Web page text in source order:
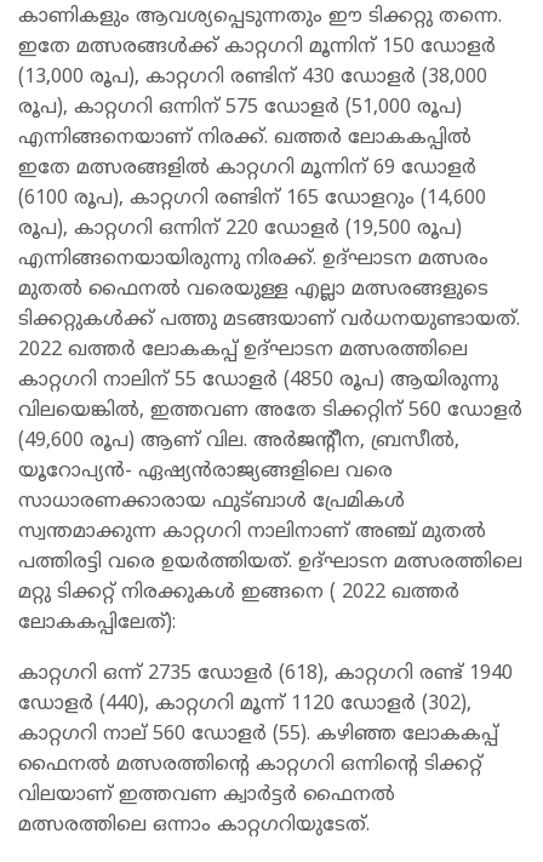
കാണികളും ആവശ്യപ്പെടുന്നതും ഈ ടിക്കറ്റു തന്നെ.
ഇതേ മത്സരങ്ങൾക്ക് കാറ്റഗറി മൂന്നിന് 150 ഡോളർ
(13,000 രൂപ), കാറ്റഗറി രണ്ടിന് 430 ഡോളർ (38,000
രൂപ), കാറ്റഗറി ഒന്നിന് 575 ഡോളർ (51,000 രൂപ)
എന്നിങ്ങനെയാണ് നിരക്ക്. ഖത്തർ ലോകകപ്പിൽ
ഇതേ മത്സരങ്ങളിൽ കാറ്റഗറി മൂന്നിന് 69 ഡോളർ
(6100 രൂപ), കാറ്റഗറി രണ്ടിന് 165 ഡോളറും (14,600
രൂപ), കാറ്റഗറി ഒന്നിന് 220 ഡോളർ (19,500 രൂപ)
എന്നിങ്ങനെയായിരുന്നു നിരക്ക്. ഉദ്ഘാടന മത്സരം
മുതൽ ഫൈനൽ വരെയുള്ള എല്ലാ മത്സരങ്ങളുടെ
ടിക്കറ്റുകൾക്ക് പത്തു മടങ്ങയാണ് വർധനയുണ്ടായത്.
2022 ഖത്തർ ലോകകപ്പ് ഉദ്ഘാടന മത്സരത്തിലെ
കാറ്റഗറി നാലിന് 55 ഡോളർ (4850 രൂപ) ആയിരുന്നു
വിലയെങ്കിൽ, ഇത്തവണ അതേ ടിക്കറ്റിന് 560 ഡോളർ
(49,600 രൂപ) ആണ് വില. അർജന്റീന, ബ്രസീൽ,
യൂറോപ്യൻ- ഏഷ്യൻരാജ്യങ്ങളിലെ വരെ
സാധാരണക്കാരായ ഫുട്ബാൾ പ്രേമികൾ
സ്വന്തമാക്കുന്ന കാറ്റഗറി നാലിനാണ് അഞ്ച് മുതൽ
പത്തിരട്ടി വരെ ഉയർത്തിയത്. ഉദ്ഘാടന മത്സരത്തിലെ
മറ്റു ടിക്കറ്റ് നിരക്കുകൾ ഇങ്ങനെ ( 2022 ഖത്തർ
ലോകകപ്പിലേത്):
കാറ്റഗറി ഒന്ന് 2735 ഡോളർ (618), കാറ്റഗറി രണ്ട് 1940
ഡോളർ (440), കാറ്റഗറി മൂന്ന് 1120 ഡോളർ (302),
കാറ്റഗറി നാല് 560 ഡോളർ (55). കഴിഞ്ഞ ലോകകപ്പ്
ഫൈനൽ മത്സരത്തിന്റെ കാറ്റഗറി ഒന്നിന്റെ ടിക്കറ്റ്
വിലയാണ് ഇത്തവണ ക്വാർട്ടർ ഫൈനൽ
മത്സരത്തിലെ ഒന്നാം കാറ്റഗറിയുടേത്.